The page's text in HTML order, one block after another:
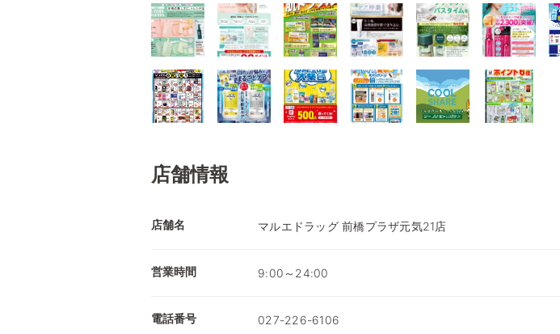
店舗情報
店舗名 マルエドラッグ 前橋プラザ元気21店
営業時間 9:00～24:00
電話番号 027-226-6106